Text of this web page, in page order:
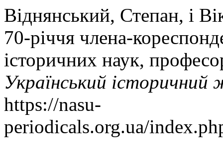
Віднянський, Степан, і
70-річчя члена-
історичних наук,
Український історичний
https://nasu-
periodicals.org.ua/